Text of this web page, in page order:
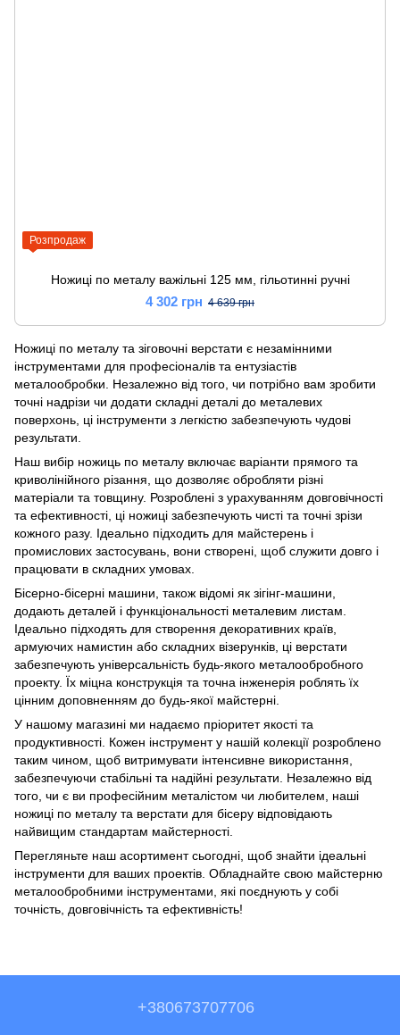
Розпродаж
Ножиці по металу важільні 125 мм, гільотинні ручні
4 302 грн 4 639 грн
Ножиці по металу та зіговочні верстати є незамінними
інструментами для професіоналів та ентузіастів
металообробки. Незалежно від того, чи потрібно вам зробити
точні надрізи чи додати складні деталі до металевих
поверхонь, ці інструменти з легкістю забезпечують чудові
результати.
Наш вибір ножиць по металу включає варіанти прямого та
криволінійного різання, що дозволяє обробляти різні
матеріали та товщину. Розроблені з урахуванням довговічності
та ефективності, ці ножиці забезпечують чисті та точні зрізи
кожного разу. Ідеально підходить для майстерень і
промислових застосувань, вони створені, щоб служити довго і
працювати в складних умовах.
Бісерно-бісерні машини, також відомі як зігінг-машини,
додають деталей і функціональності металевим листам.
Ідеально підходять для створення декоративних країв,
армуючих намистин або складних візерунків, ці верстати
забезпечують універсальність будь-якого металообробного
проекту. Їх міцна конструкція та точна інженерія роблять їх
цінним доповненням до будь-якої майстерні.
У нашому магазині ми надаємо пріоритет якості та
продуктивності. Кожен інструмент у нашій колекції розроблено
таким чином, щоб витримувати інтенсивне використання,
забезпечуючи стабільні та надійні результати. Незалежно від
того, чи є ви професійним металістом чи любителем, наші
ножиці по металу та верстати для бісеру відповідають
найвищим стандартам майстерності.
Перегляньте наш асортимент сьогодні, щоб знайти ідеальні
інструменти для ваших проектів. Обладнайте свою майстерню
металообробними інструментами, які поєднують у собі
точність, довговічність та ефективність!
+380673707706